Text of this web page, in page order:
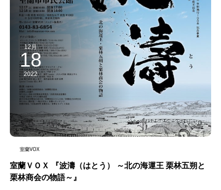
12月
18
2022
室蘭VOX
室蘭ＶＯＸ 『波濤（はとう） ～北の海運王 栗林五朔と
栗林商会の物語～』